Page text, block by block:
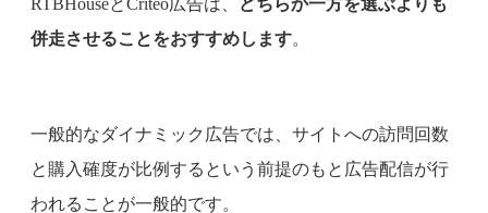
併走させることをおすすめします。
一般的なダイナミック広告では、サイトへの訪問回数
と購入確度が比例するという前提のもと広告配信が行
われることが一般的です。